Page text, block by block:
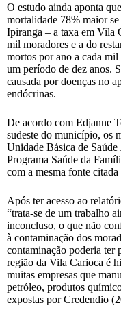
O estudo ainda aponta
mortalidade 78% maior
Ipiranga – a taxa em Vila
mil moradores e a do
mortos por ano a cada
um período de dez anos.
causada por doenças no
endócrinas.
De acordo com Edjanne
sudeste do município, os
Unidade Básica de
Programa Saúde da
com a mesma fonte citada
Após ter acesso ao
“trata-se de um trabalho
inconcluso, o que não
à contaminação dos
contaminação poderia ter
região da Vila Carioca é
muitas empresas que
petróleo, produtos
expostas por Credendio